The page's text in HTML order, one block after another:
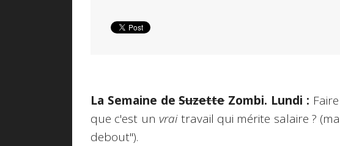
La Semaine deSuzetteZombi. Lundi :
que c'est un vraitravail qui mérite salaire ?
debout").